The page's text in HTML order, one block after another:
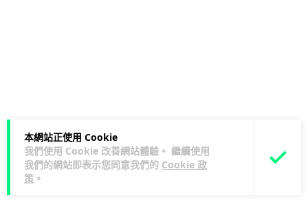
本網站正使用 Cookie
我們使用 Cookie 改善網站體驗。 繼續使用
我們的網站即表示您同意我們的 Cookie 政
策 。